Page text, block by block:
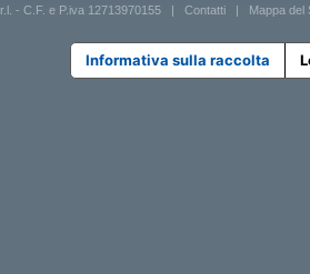
- C.F. e P.iva 12713970155 | Contatti Mappa del
Informativa sulla raccolta